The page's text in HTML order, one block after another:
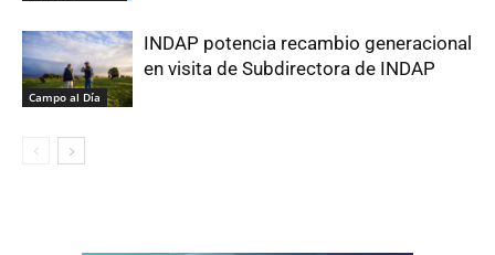
Campo al Día
INDAP potencia recambio generacional
en visita de Subdirectora de INDAP